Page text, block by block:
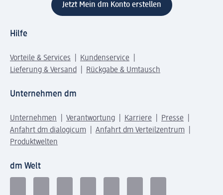
Jetzt Mein dm Konto erstellen
Hilfe
Vorteile & Services
Kundenservice
Lieferung & Versand
Rückgabe & Umtausch
Unternehmen dm
Unternehmen Verantwortung Karriere
Presse
Anfahrt dm dialogicum
Anfahrt dm Verteilzentrum
Produktwelten
dm Welt